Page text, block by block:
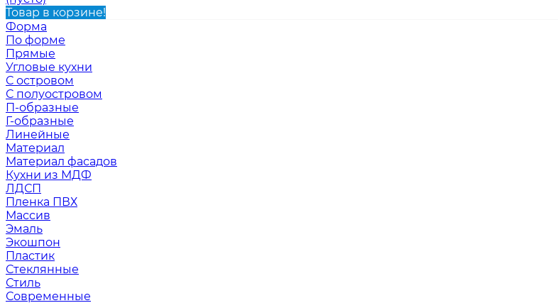
Товар в корзине!
Форма
По форме
Прямые
Угловые кухни
С островом
С полуостровом
П-образные
Г-образные
Линейные
Материал
Материал фасадов
Кухни из МДФ
ЛДСП
Пленка ПВХ
Массив
Эмаль
Экошпон
Пластик
Стеклянные
Стиль
Современные